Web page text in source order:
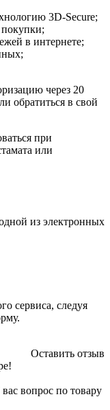
3D-Secure;
покупки;
в интернете;
через 20
обратиться в свой
при
или
из электронных
сервиса, следуя
Оставить отзыв
вопрос по товару